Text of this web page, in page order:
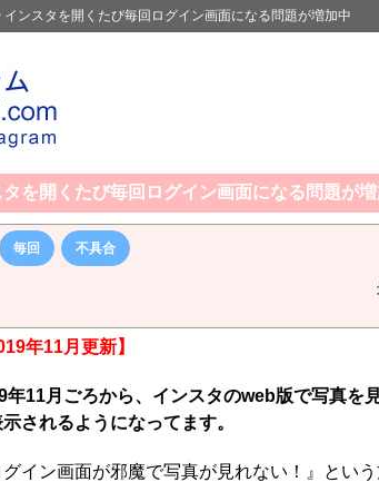
インスタを開くたび毎回ログイン画面になる問題が増加中
タを開くたび毎回ログイン画面になる問題が
毎回 不具合
年11月更新】
年11月ごろから、インスタのweb版で写真を
されるようになってます。
グイン画面が邪魔で写真が見れない！』とい